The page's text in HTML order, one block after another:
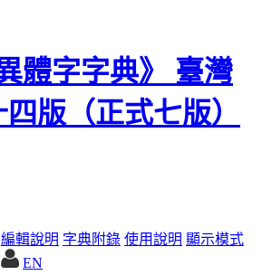
編輯說明 字典附錄 使用說明 顯示模式
EN